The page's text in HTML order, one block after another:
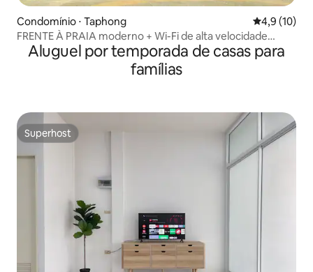
Condomínio ⋅ Taphong 4,9 de uma
4,9 (10)
FRENTE À PRAIA moderno + Wi-Fi de alta velocidade
gratuito e estacionamento
Aluguel por temporada de casas para
famílias
Superhost
Superhost